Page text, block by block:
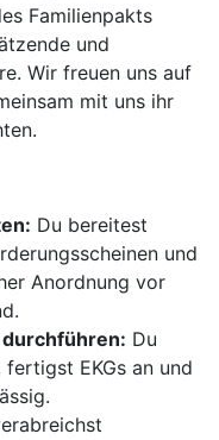
Familienpakts
und
Wir freuen uns auf
mit uns ihr
Du bereitest
und
Anordnung vor
Du
EKGs an und